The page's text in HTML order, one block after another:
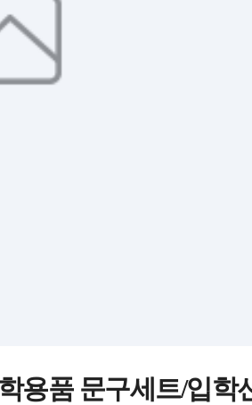
용품 문구세트/입학